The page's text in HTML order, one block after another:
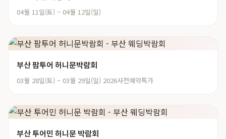
04월 11일(토) ~ 04월 12일(일)
부산 팜투어 허니문박람회
03월 28일(토) ~ 03월 29일(일) 2026사전예약특가
부산 투어민 허니문 박람회